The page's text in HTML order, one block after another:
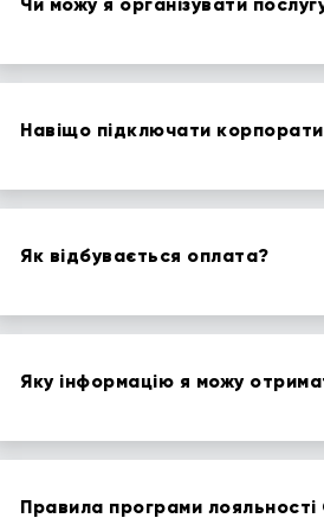
Навіщо підключати
Як відбувається оплата?
Яку інформацію я можу
Правила програми